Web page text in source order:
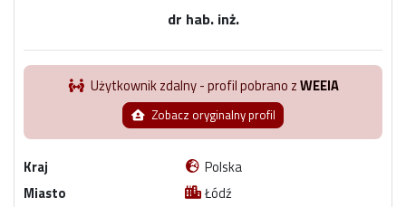
dr hab. inż.
Użytkownik zdalny - profil pobrano zWEEIA
Zobacz oryginalny profil
Kraj
Polska
Miasto
Łódź